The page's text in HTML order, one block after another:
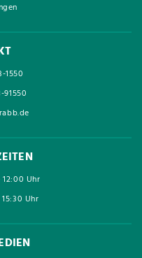
1550
91550
Uhr
Uhr